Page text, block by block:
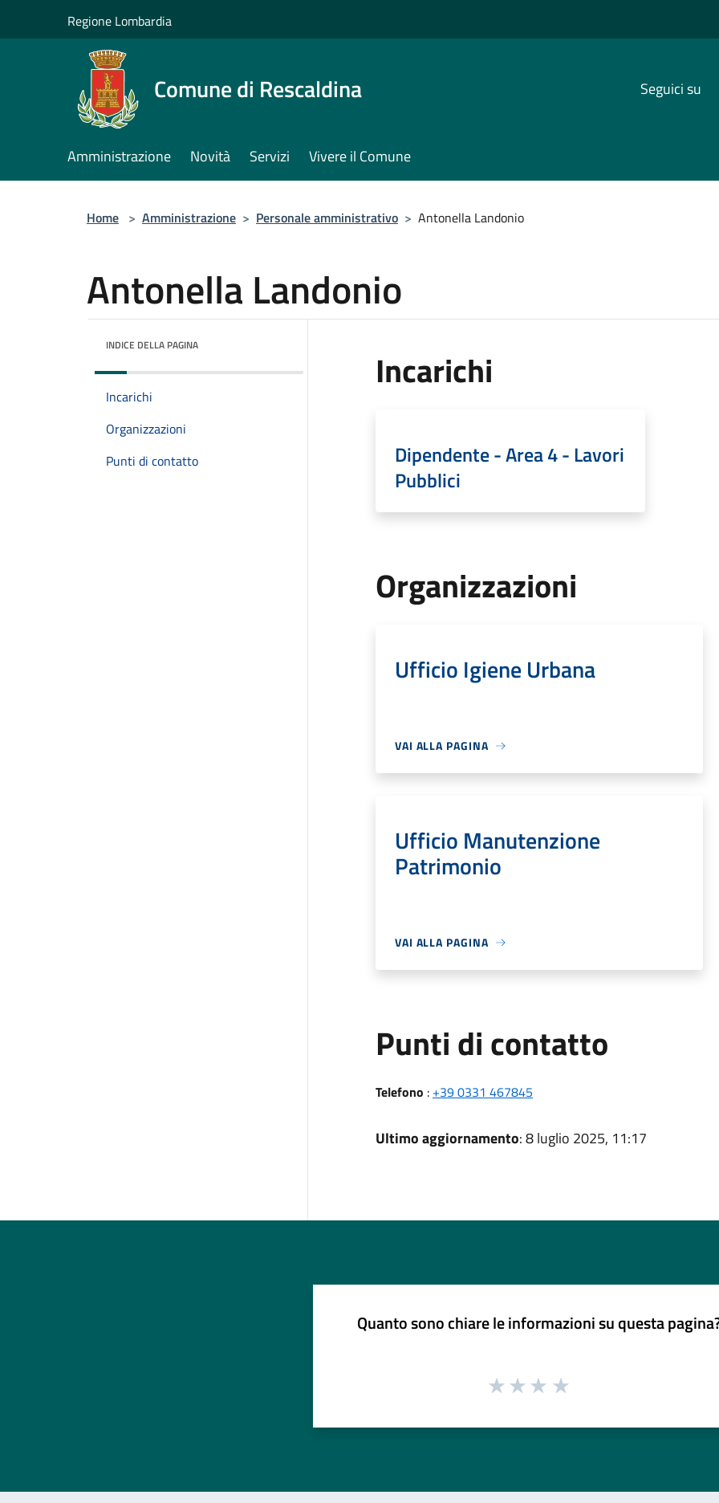
Regione Lombardia
Comune di Rescaldina Seguici su
Amministrazione Novità Servizi Vivere il Comune
Home > Amministrazione > Personale amministrativo > Antonella Landonio
Antonella Landonio
INDICE DELLA PAGINA
Incarichi
Organizzazioni
Punti di contatto
Incarichi
Dipendente - Area 4 - Lavori
Pubblici
Organizzazioni
Ufficio Igiene Urbana
VAI ALLA PAGINA
Ufficio Manutenzione
Patrimonio
VAI ALLA PAGINA
Punti di contatto
Telefono : +39 0331 467845
Ultimo aggiornamento: 8 luglio 2025, 11:17
Quanto sono chiare le informazioni su questa